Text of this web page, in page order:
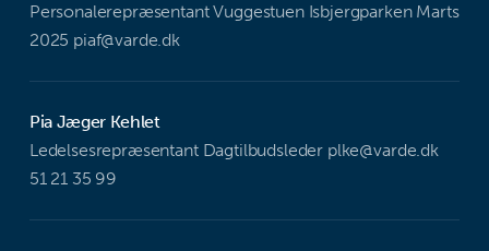
Personalerepræsentant Vuggestuen Isbjergparken Marts
2025 piaf@varde.dk
Pia Jæger Kehlet
Ledelsesrepræsentant Dagtilbudsleder plke@varde.dk
51 21 35 99